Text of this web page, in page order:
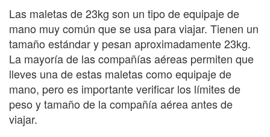
Las maletas de 23kg son un tipo de equipaje de
mano muy común que se usa para viajar. Tienen un
tamaño estándar y pesan aproximadamente 23kg.
La mayoría de las compañías aéreas permiten que
lleves una de estas maletas como equipaje de
mano, pero es importante verificar los límites de
peso y tamaño de la compañía aérea antes de
viajar.